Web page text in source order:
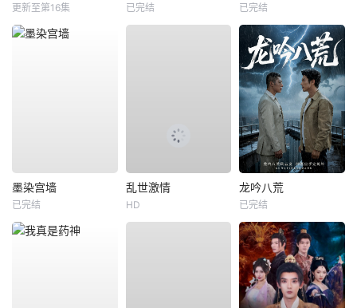
更新至第16集 已完结 已完结
墨染宫墙
已完结
乱世激情
HD
龙吟八荒
已完结